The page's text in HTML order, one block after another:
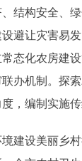
结构安全、
避让灾害易
态化农房建
办机制。探
，编制实施
设美丽乡村